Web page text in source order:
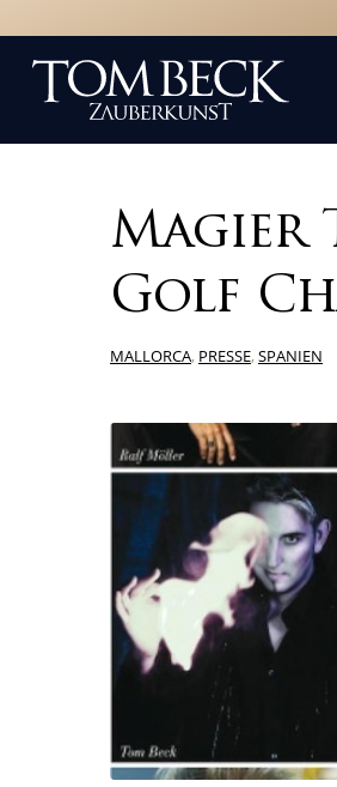
Magier
Golf
MALLORCA, PRESSE,SPANIEN